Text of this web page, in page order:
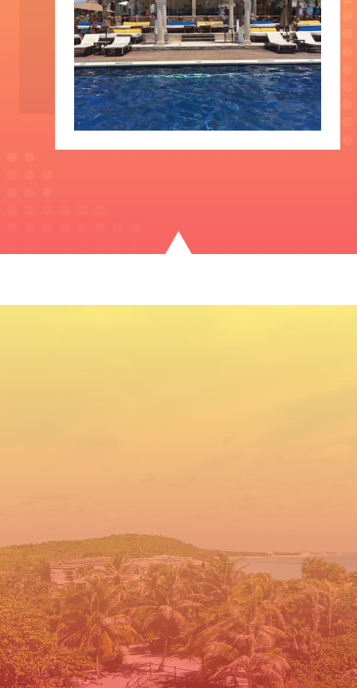
DMC te daremos la respuesta que
estabas buscando